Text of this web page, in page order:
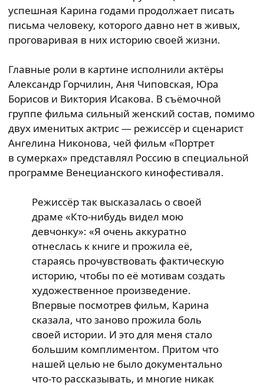
успешная Карина годами продолжает писать
письма человеку, которого давно нет в живых,
проговаривая в них историю своей жизни.
Главные роли в картине исполнили актёры
Александр Горчилин, Аня Чиповская, Юра
Борисов и Виктория Исакова. В съёмочной
группе фильма сильный женский состав, помимо
двух именитых актрис — режиссёр и сценарист
Ангелина Никонова, чей фильм «Портрет
в сумерках» представлял Россию в специальной
программе Венецианского кинофестиваля.
Режиссёр так высказалась о своей
драме «Кто-нибудь видел мою
девчонку»: «Я очень аккуратно
отнеслась к книге и прожила её,
стараясь прочувствовать фактическую
историю, чтобы по её мотивам создать
художественное произведение.
Впервые посмотрев фильм, Карина
сказала, что заново прожила боль
своей истории. И это для меня стало
большим комплиментом. Притом что
нашей целью не было документально
что-то рассказывать, и многие никак